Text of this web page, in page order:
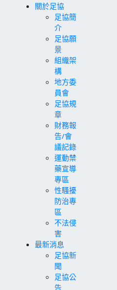
關於足協
足協簡
介
足協願
景
組織架
構
地方委
員會
足協規
章
財務報
告/會
議記錄
運動禁
藥宣導
專區
性騷擾
防治專
區
不法侵
害
最新消息
足協新
聞
足協公
告